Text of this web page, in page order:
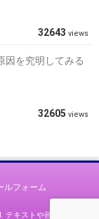
32643 views
因を究明してみる
32605 views
ルフォーム
テキストや画像等すべて